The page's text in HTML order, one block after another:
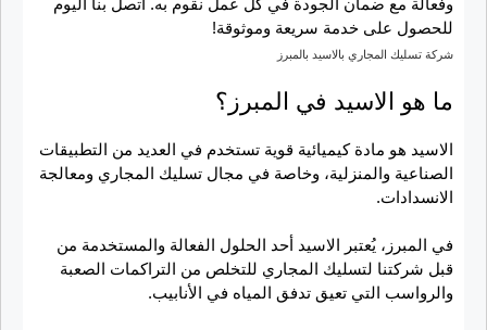
شركة تسليك المجاري بالاسيد بالمبرز
ما هو الاسيد في المبرز؟
الاسيد هو مادة كيميائية قوية تستخدم في العديد من التطبيقات
الصناعية والمنزلية، وخاصة في مجال تسليك المجاري ومعالجة
الانسدادات.
في المبرز، يُعتبر الاسيد أحد الحلول الفعالة والمستخدمة من
قبل شركتنا لتسليك المجاري للتخلص من التراكمات الصعبة
والرواسب التي تعيق تدفق المياه في الأنابيب.